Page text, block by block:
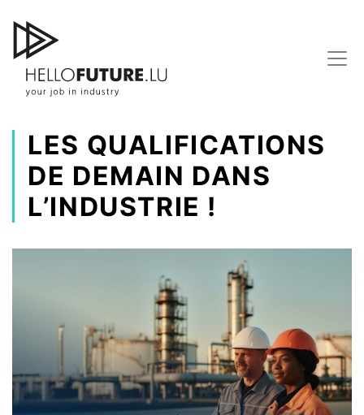
content
LES QUALIFICATIONS
DE DEMAIN DANS
L’INDUSTRIE !